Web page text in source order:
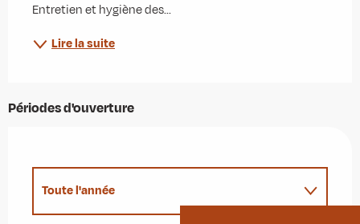
Entretien et hygiène des...
Lire la suite
Périodes d'ouverture
Toute l'année